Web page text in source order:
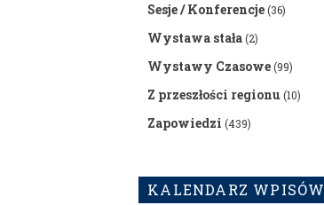
Sesje / Konferencje(36)
Wystawa stała(2)
Wystawy Czasowe(99)
Z przeszłości regionu(10)
Zapowiedzi (439)
KALENDARZ WPISÓW